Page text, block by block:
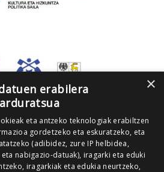
×
erabilera
arduratsua
eta antzeko teknologiak erabiltzen
gordetzeko eta eskuratzeko, eta
(adibidez, zure IP helbidea,
nabigazio-datuak), iragarki eta eduki
iragarkiak eta edukia neurtzeko,